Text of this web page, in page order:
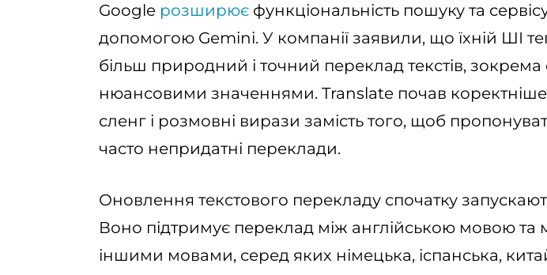
Google розширює функціональність пошуку та
допомогою Gemini. У компанії заявили, що їхній ШІ
більш природний і точний переклад текстів, зокрема
нюансовими значеннями. Translate почав
сленг і розмовні вирази замість того, щоб
часто непридатні переклади.
Оновлення текстового перекладу спочатку
Воно підтримує переклад між англійською мовою та
іншими мовами, серед яких німецька, іспанська,